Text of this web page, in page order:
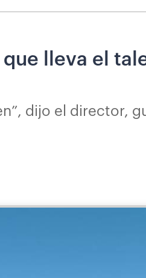
lleva el
dijo el director,